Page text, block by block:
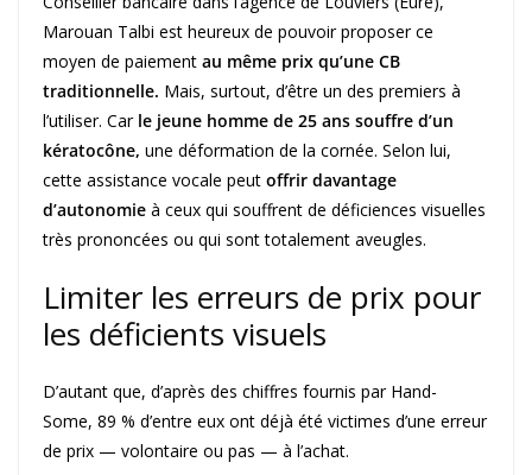
Marouan Talbi est heureux de pouvoir proposer ce
moyen de paiement au même prix qu’une CB
traditionnelle. Mais, surtout, d’être un des premiers à
l’utiliser. Carle jeune homme de 25 ans souffre d’un
kératocône, une déformation de la cornée. Selon lui,
cette assistance vocale peut offrir davantage
d’autonomie à ceux qui souffrent de déficiences visuelles
très prononcées ou qui sont totalement aveugles.
Limiter les erreurs de prix pour
les déficients visuels
D’autant que, d’après des chiffres fournis par Hand-
Some, 89 % d’entre eux ont déjà été victimes d’une erreur
de prix — volontaire ou pas — à l’achat.